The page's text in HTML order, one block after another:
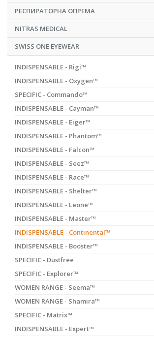
РЕСПИРАТОРНА ОПРЕМА
NITRAS MEDICAL
SWISS ONE EYEWEAR
INDISPENSABLE - Rigi™
INDISPENSABLE - Oxygen™
SPECIFIC - Commando™
INDISPENSABLE - Cayman™
INDISPENSABLE - Eiger™
INDISPENSABLE - Phantom™
INDISPENSABLE - Falcon™
INDISPENSABLE - Seez™
INDISPENSABLE - Race™
INDISPENSABLE - Shelter™
INDISPENSABLE - Leone™
INDISPENSABLE - Master™
INDISPENSABLE - Continental™
INDISPENSABLE - Booster™
SPECIFIC - Dustfree
SPECIFIC - Explorer™
WOMEN RANGE - Seema™
WOMEN RANGE - Shamira™
SPECIFIC - Matrix™
INDISPENSABLE - Expert™